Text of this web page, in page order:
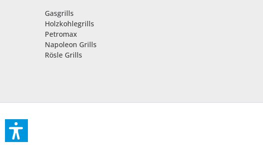
Gasgrills
Holzkohlegrills
Petromax
Napoleon Grills
Rösle Grills